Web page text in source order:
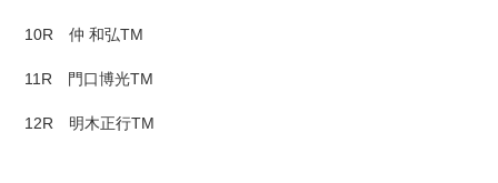
10R 仲 和弘TM
11R 門口博光TM
12R 明木正行TM